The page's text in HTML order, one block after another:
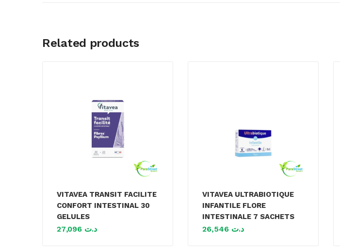
Related products
VITAVEA TRANSIT FACILITE
CONFORT INTESTINAL 30
GELULES
د.ت
VITAVEA ULTRABIOTIQUE
INFANTILE FLORE
INTESTINALE 7 SACHETS
د.ت